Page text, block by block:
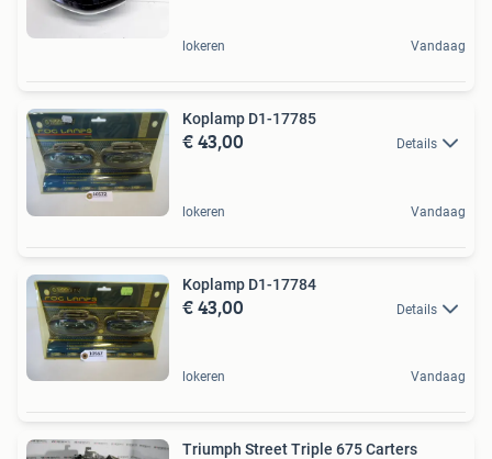
lokeren Vandaag
Koplamp D1-17785
€ 43,00 Details
lokeren Vandaag
Koplamp D1-17784
€ 43,00 Details
lokeren Vandaag
Triumph Street Triple 675 Carters